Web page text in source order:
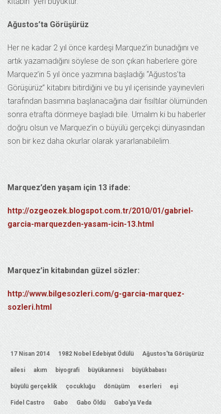
Ağustos’ta Görüşürüz
Her ne kadar 2 yıl önce kardeşi Marquez’in bunadığını ve
artık yazamadığını söylese de son çıkan haberlere göre
Marquez’in 5 yıl önce yazımına başladığı “Ağustos’ta
Görüşürüz” kitabını bitirdiğini ve bu yıl içerisinde yayınevleri
tarafından basımına başlanacağına dair fısıltılar ölümünden
sonra etrafta dönmeye başladı bile. Umalım ki bu haberler
doğru olsun ve Marquez’in o büyülü gerçekçi dünyasından
son bir kez daha okurlar olarak yararlanabilelim.
Marquez’den yaşam için 13 ifade:
http://ozgeozek.blogspot.com.tr/2010/01/gabriel-
garcia-marquezden-yasam-icin-13.html
Marquez’in kitabından güzel sözler:
http://www.bilgesozleri.com/g-garcia-marquez-
sozleri.html
17 Nisan 2014 1982 Nobel Edebiyat Ödülü Ağustos'ta Görüşürüz
ailesi akım biyografi büyükannesi büyükbabası
büyülü gerçeklik çocukluğu dönüşüm eserleri eşi
Fidel Castro Gabo Gabo Öldü Gabo'ya Veda